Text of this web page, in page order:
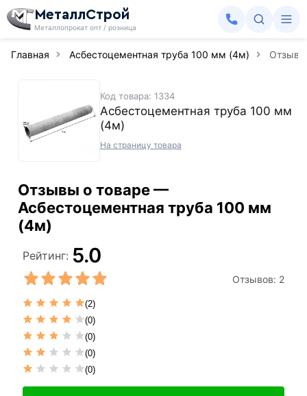
МеталлСтрой
Металлопрокат опт / розница
Главная Асбестоцементная труба 100 мм (4м) Отзывы
Код товара: 1334
Асбестоцементная труба 100 мм
(4м)
На страницу товара
Отзывы о товаре —
Асбестоцементная труба 100 мм
(4м)
Рейтинг: 5.0
Отзывов: 2
(2)
(0)
(0)
(0)
(0)